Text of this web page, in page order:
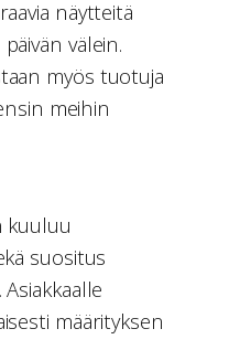
näytteitä
välein.
myös tuotuja
meihin
kuuluu
suositus
määrityksen